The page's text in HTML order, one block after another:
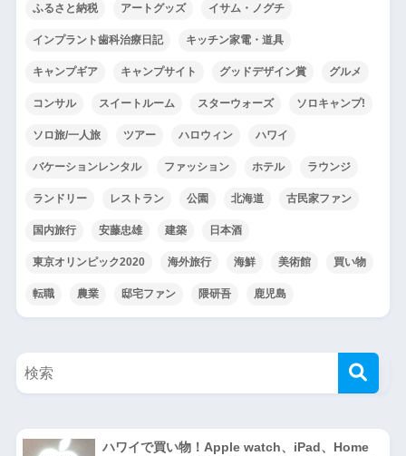
ふるさと納税 アートグッズ イサム・ノグチ
インプラント歯科治療日記 キッチン家電・道具
キャンプギア キャンプサイト グッドデザイン賞 グルメ
コンサル スイートルーム スターウォーズ ソロキャンプ!
ソロ旅/一人旅 ツアー ハロウィン ハワイ
バケーションレンタル ファッション ホテル ラウンジ
ランドリー レストラン 公園 北海道 古民家ファン
国内旅行 安藤忠雄 建築 日本酒
東京オリンピック2020 海外旅行 海鮮 美術館 買い物
転職 農業 邸宅ファン 隈研吾 鹿児島
ハワイで買い物！Apple watch、iPad、Home